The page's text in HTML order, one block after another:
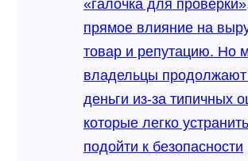
«галочка для
прямое влияние на
товар и репутацию. Но
владельцы продолжают
деньги из‑за типичных
которые легко
подойти к безопасности